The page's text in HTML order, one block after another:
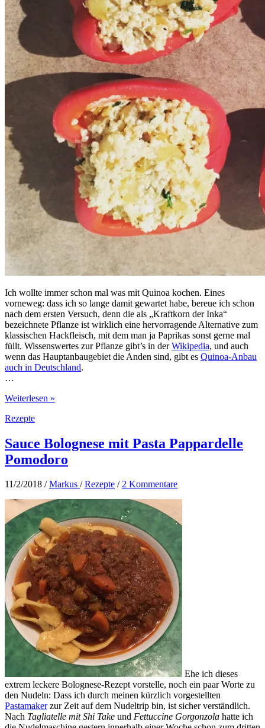
Ich wollte immer schon mal was mit Quinoa kochen. Eines
vorneweg: dass ich so lange damit gewartet habe, bereue ich schon
nach dem ersten Versuch, denn die als „Kraftkorn der Inka“
bezeichnete Pflanze ist wirklich eine hervorragende Alternative zum
klassischen Hackfleisch, mit dem man ja Paprikas sonst gerne mal
füllt. Wissenswertes zur Pflanze gibt’s in derWikipedia, und auch
wenn das Hauptanbaugebiet die Anden sind, gibt es Quinoa-Anbau
auch in Deutschland.
…
Gefüllte
mit
Weiterlesen »
Rezepte
Sauce Bolognese mit Pasta Pappardelle
Pomodoro
11/2/2018 /Markus /Rezepte /2 Kommentare
Ehe ich dieses
extrem leckere Bolognese-Rezept vorstelle, noch ein paar Worte zu
den Nudeln: Dass ich durch meinen kürzlich vorgestellten
Pastamakerzur Zeit auf dem Nudeltrip bin, ist sicher verständlich.
Nach Tagliatelle mit Shi Take und Fettuccine Gorgonzola hatte ich